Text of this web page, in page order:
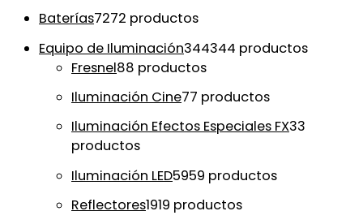
Baterías7272 productos
Equipo de Iluminación344344 productos
Fresnel88 productos
Iluminación Cine77 productos
Iluminación Efectos Especiales FX33
productos
Iluminación LED5959 productos
Reflectores1919 productos